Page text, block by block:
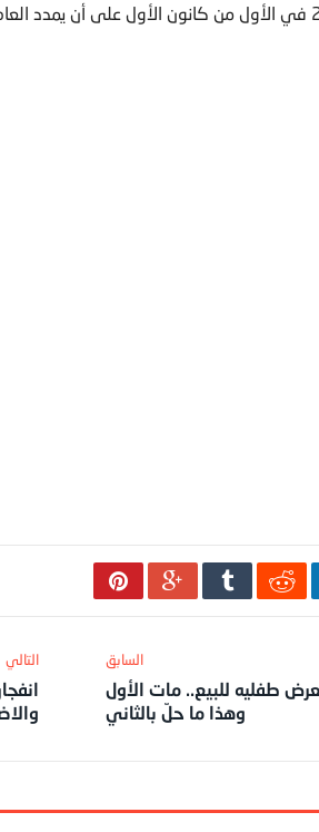
طفليه للبيع.. مات الأول
وهذا ما حلّ بالثاني